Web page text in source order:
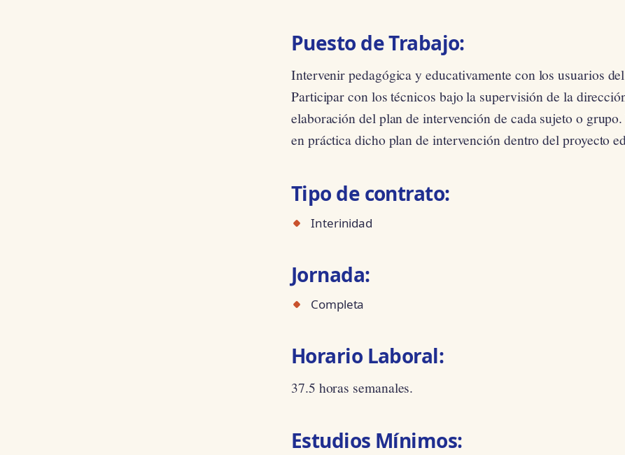
Puesto de Trabajo:
Intervenir pedagógica y educativamente con los usuarios
Participar con los técnicos bajo la supervisión de la
elaboración del plan de intervención de cada sujeto o
en práctica dicho plan de intervención dentro del proyecto
Tipo de contrato:
Interinidad
Jornada:
Completa
Horario Laboral:
37.5 horas semanales.
Estudios Mínimos: